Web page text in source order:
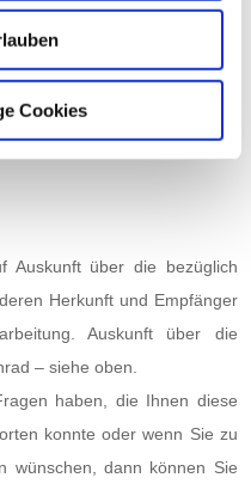
Cookies
erhobenen Daten verkauft
weitergegeben. Die
Überblick darüber, wie
welche Art von Daten zu
Website verwendet keine
Auskunft über die bezüglich
Herkunft und Empfänger
Auskunft über die
– siehe oben.
haben, die Ihnen diese
konnte oder wenn Sie zu
wünschen, dann können Sie